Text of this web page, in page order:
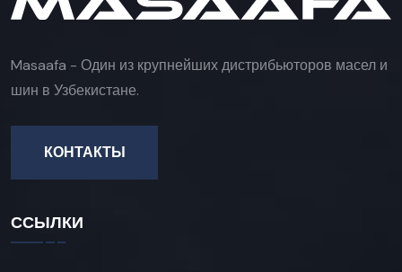
Masaafa - Один из крупнейших дистрибьюторов масел и
шин в Узбекистане.
КОНТАКТЫ
ССЫЛКИ